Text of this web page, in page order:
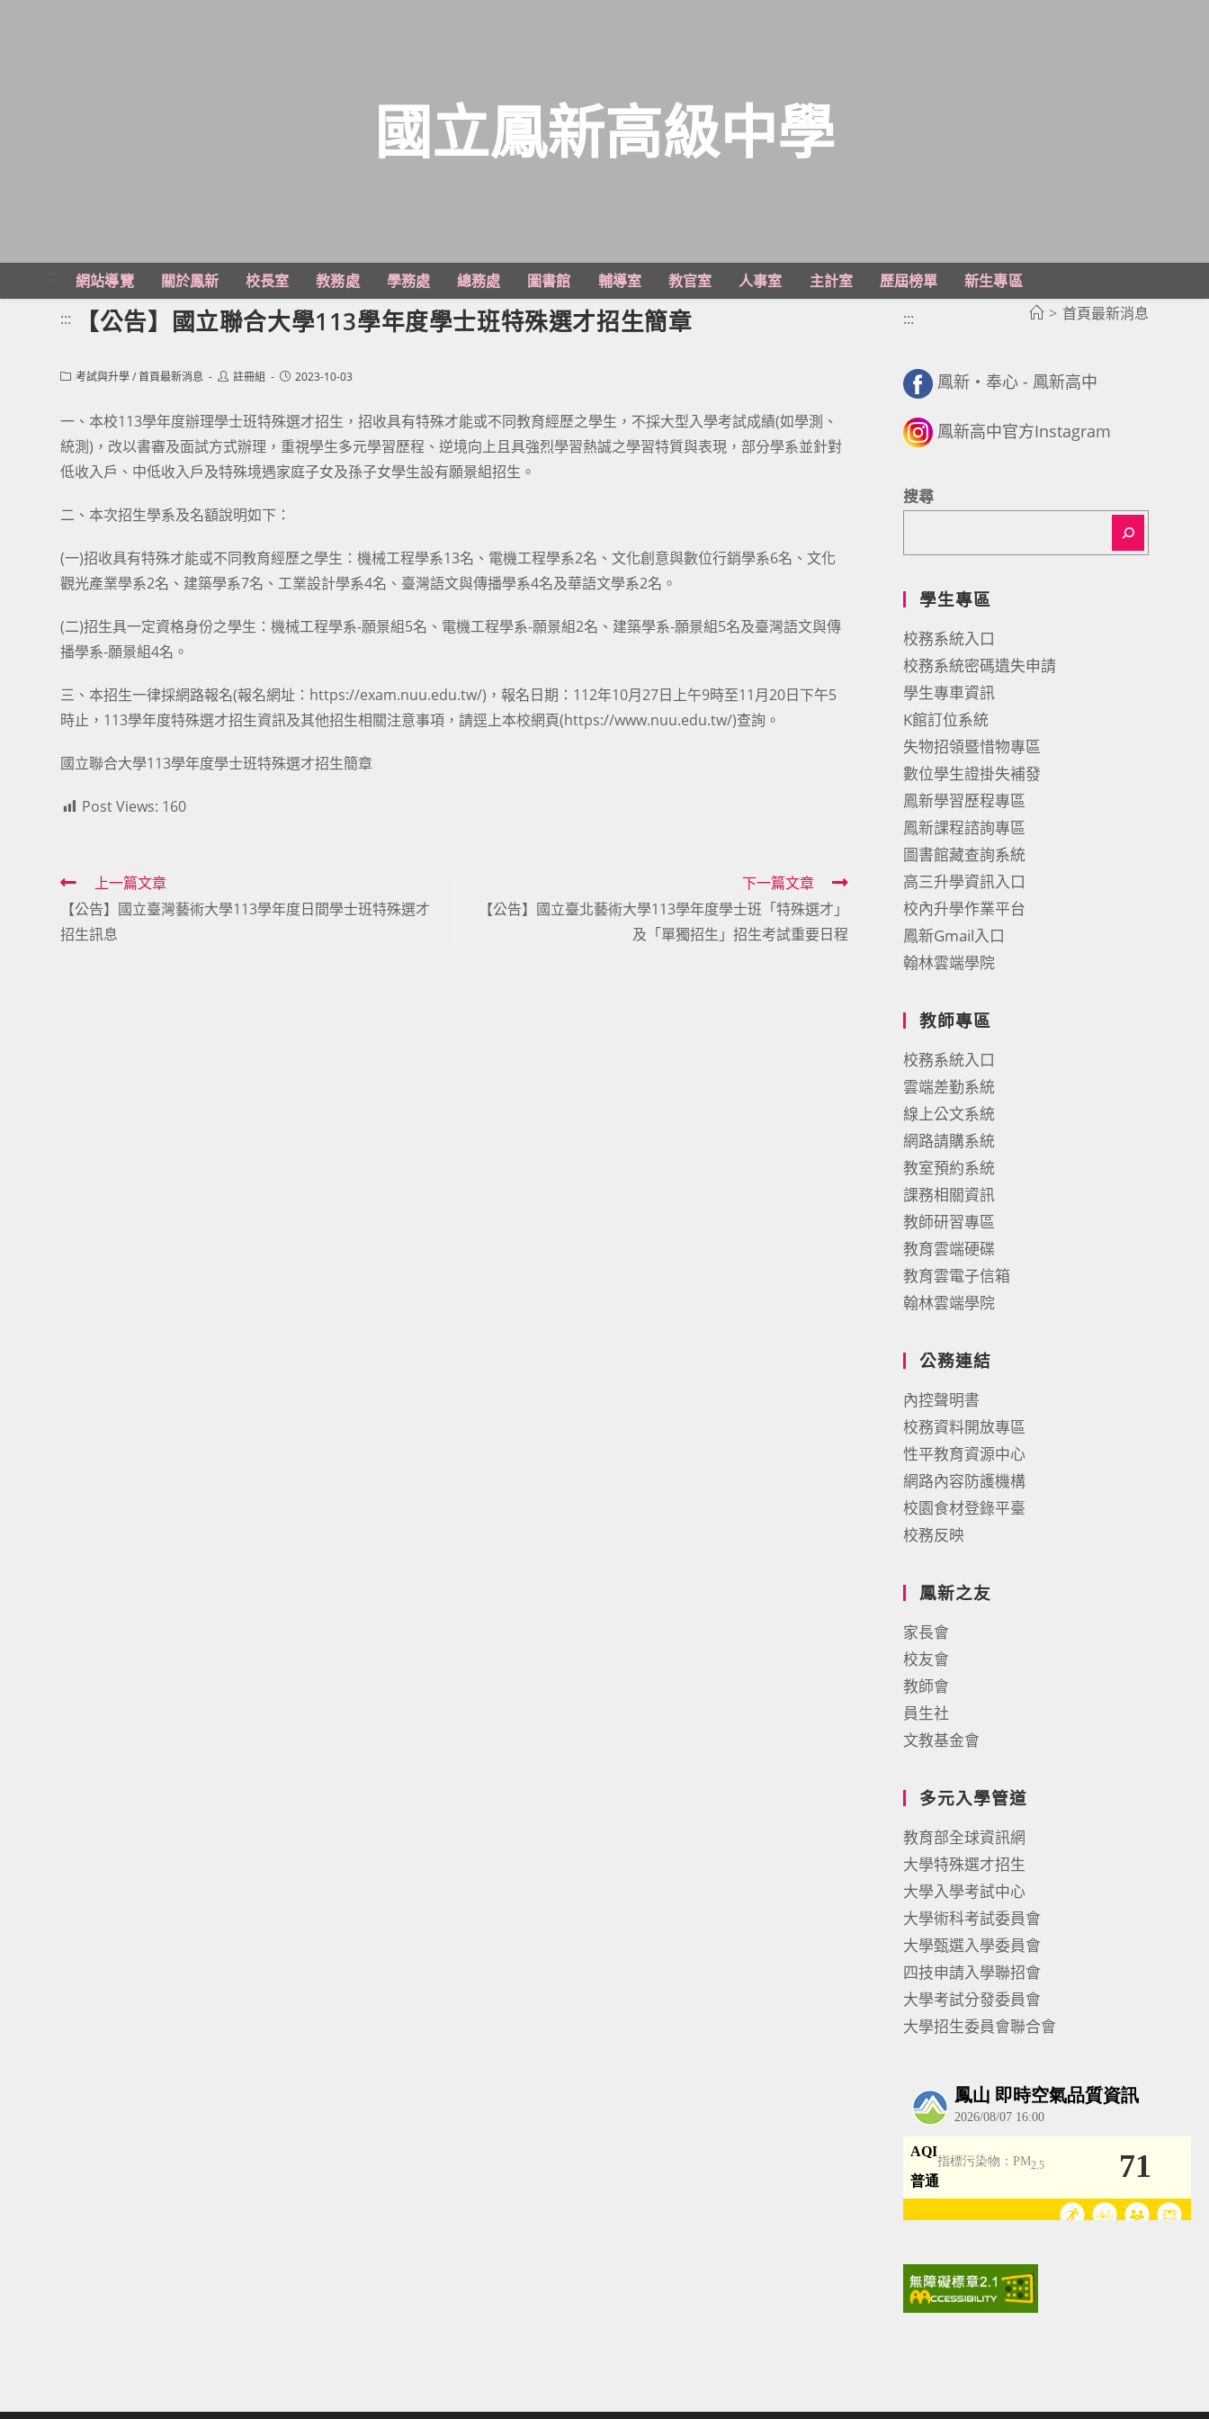
主
國立鳳新高級中學
網站導覽 關於鳳新 校長室 教務處 學務處 總務處 圖書館 輔導室 教官室 人事室 主計室 歷屆榜單
新生專區
> 首頁最新消息
::: 【公告】國立聯合大學113學年度學士班特殊選才招生簡章
Post考試與升學/首頁最新消息
Post註冊組
Post2023-10-03
一、本校113學年度辦理學士班特殊選才招生，招收具有特殊才能或不同教育經歷之學生，不採大型入學考試成績(如學測、
統測)，改以書審及面試方式辦理，重視學生多元學習歷程、逆境向上且具強烈學習熱誠之學習特質與表現，部分學系並針對
低收入戶、中低收入戶及特殊境遇家庭子女及孫子女學生設有願景組招生。
二、本次招生學系及名額說明如下：
(一)招收具有特殊才能或不同教育經歷之學生：機械工程學系13名、電機工程學系2名、文化創意與數位行銷學系6名、文化
觀光產業學系2名、建築學系7名、工業設計學系4名、臺灣語文與傳播學系4名及華語文學系2名。
(二)招生具一定資格身份之學生：機械工程學系-願景組5名、電機工程學系-願景組2名、建築學系-願景組5名及臺灣語文與傳
播學系-願景組4名。
三、本招生一律採網路報名(報名網址：https://exam.nuu.edu.tw/)，報名日期：112年10月27日上午9時至11月20日下午5
時止，113學年度特殊選才招生資訊及其他招生相關注意事項，請逕上本校網頁(https://www.nuu.edu.tw/)查詢。
國立聯合大學113學年度學士班特殊選才招生簡章
Post Views: 160
Read
more
articles
上一篇文章
【公告】國立臺灣藝術大學113學年度日間學士班特殊選才
招生訊息
下一篇文章
【公告】國立臺北藝術大學113學年度學士班「特殊選才」
及「單獨招生」招生考試重要日程
:::
鳳新・奉心 - 鳳新高中
鳳新高中官方Instagram
搜尋
學生專區
校務系統入口
校務系統密碼遺失申請
學生專車資訊
K館訂位系統
失物招領暨惜物專區
數位學生證掛失補發
鳳新學習歷程專區
鳳新課程諮詢專區
圖書館藏查詢系統
高三升學資訊入口
校內升學作業平台
鳳新Gmail入口
翰林雲端學院
教師專區
校務系統入口
雲端差勤系統
線上公文系統
網路請購系統
教室預約系統
課務相關資訊
教師研習專區
教育雲端硬碟
教育雲電子信箱
翰林雲端學院
公務連結
內控聲明書
校務資料開放專區
性平教育資源中心
網路內容防護機構
校園食材登錄平臺
校務反映
鳳新之友
家長會
校友會
教師會
員生社
文教基金會
多元入學管道
教育部全球資訊網
大學特殊選才招生
大學入學考試中心
大學術科考試委員會
大學甄選入學委員會
四技申請入學聯招會
大學考試分發委員會
大學招生委員會聯合會